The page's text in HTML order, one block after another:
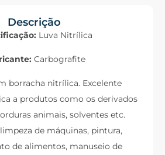
Descrição
Luva Nitrílica
Carbografite
borracha nitrílica. Excelente
a produtos como os derivados
animais, solventes etc.
de máquinas, pintura,
de alimentos, manuseio de